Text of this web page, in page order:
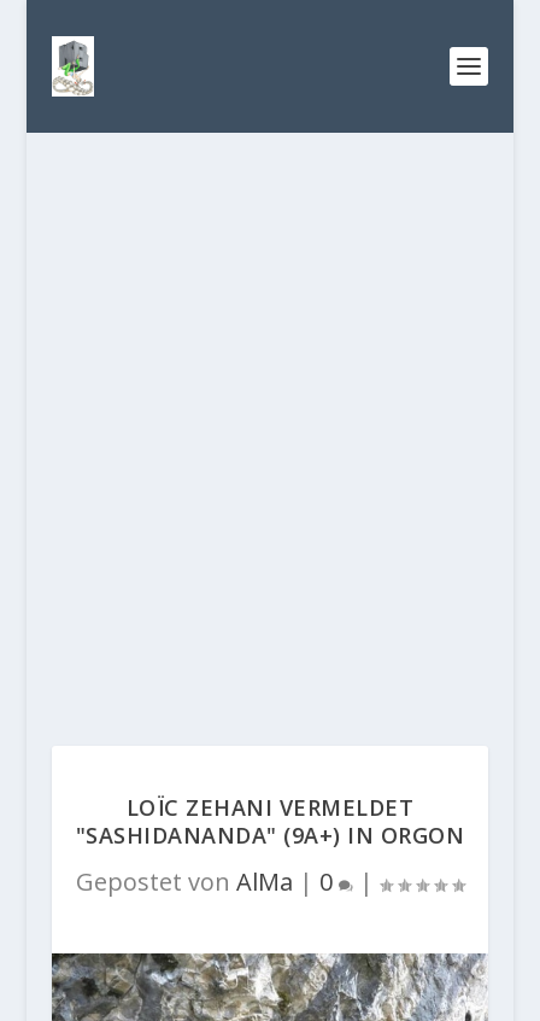
LOÏC ZEHANI VERMELDET
"SASHIDANANDA" (9A+) IN ORGON
Gepostet von AlMa | 0 |